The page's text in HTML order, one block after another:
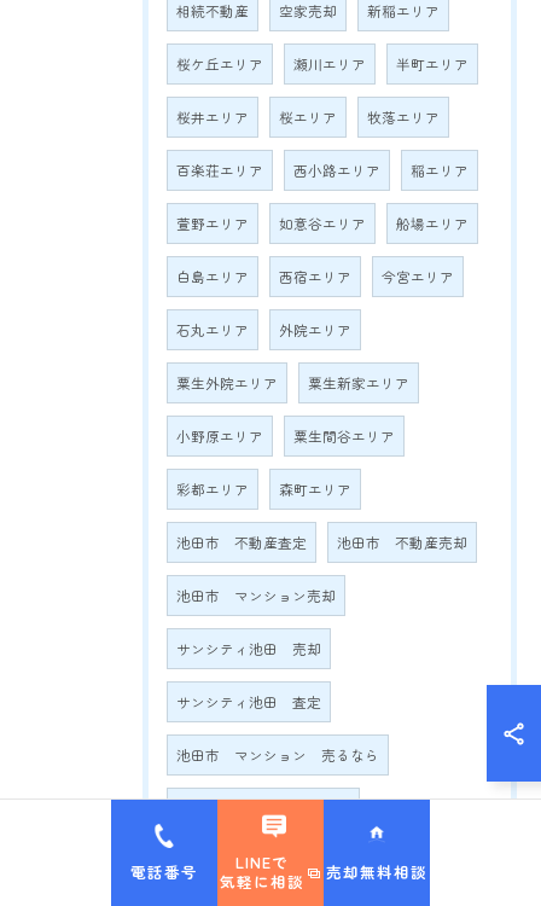
相続不動産 空家売却 新稲エリア
桜ケ丘エリア 瀬川エリア 半町エリア
桜井エリア 桜エリア 牧落エリア
百楽荘エリア 西小路エリア 稲エリア
萱野エリア 如意谷エリア 船場エリア
白島エリア 西宿エリア 今宮エリア
石丸エリア 外院エリア
粟生外院エリア 粟生新家エリア
小野原エリア 粟生間谷エリア
彩都エリア 森町エリア
池田市 不動産査定 池田市 不動産売却
池田市 マンション売却
サンシティ池田 売却
サンシティ池田 査定
池田市 マンション 売るなら
池田市 不動産会社 おすすめ
電話番号
LINEで
気軽に相談
売却無料相談